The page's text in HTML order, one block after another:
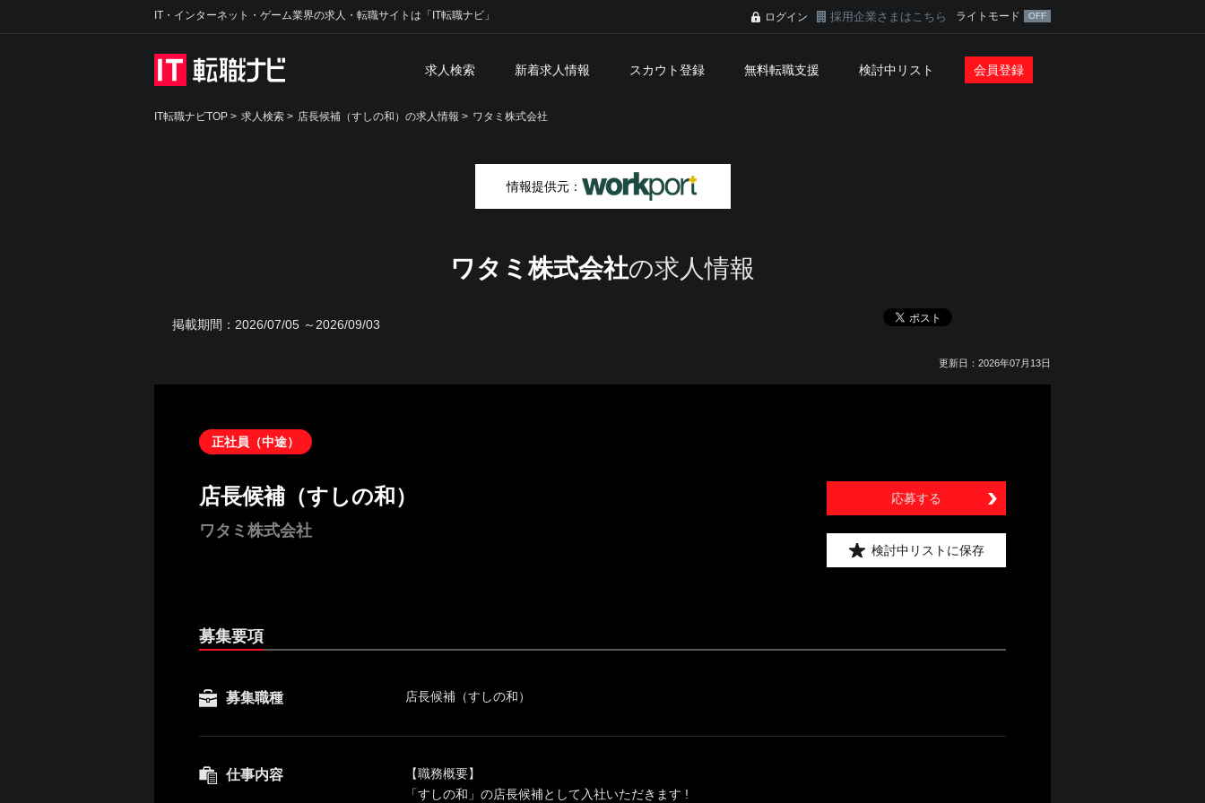
IT・インターネット・ゲーム業界の求人・転職サイトは「IT転職ナビ」 ログイン 採用企業さまはこちら ライトモード
求人検索 新着求人情報 スカウト登録 無料転職支援 検討中リスト 会員登録
IT転職ナビTOP > 求人検索 > 店長候補（すしの和）の求人情報 > ワタミ株式会社
情報提供元：
ワタミ株式会社の求人情報
掲載期間： 2026/07/05 ～2026/09/03
更新日：2026年07月13日
正社員（中途）
店長候補（すしの和）
ワタミ株式会社
応募する
検討中リストに保存
募集要項
募集職種 店長候補（すしの和）
仕事内容
【職務概要】
「すしの和」の店長候補として入社いただきます !